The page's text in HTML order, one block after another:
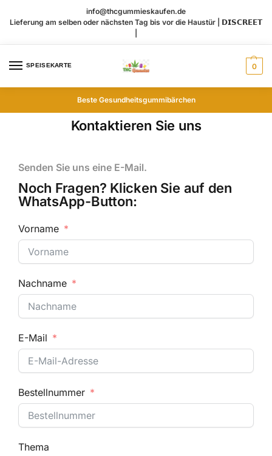
info@thcgummieskaufen.de
Lieferung am selben oder nächsten Tag bis vor die Haustür | 𝗗𝗜𝗦𝗖𝗥𝗘𝗘𝗧
SPEISEKARTE 0
Beste Gesundheitsgummibärchen
Kontaktieren Sie uns
Senden Sie uns eine E-Mail.
Noch Fragen? Klicken Sie auf den
WhatsApp-Button:
Vorname
Nachname
E-Mail
Bestellnummer
Thema